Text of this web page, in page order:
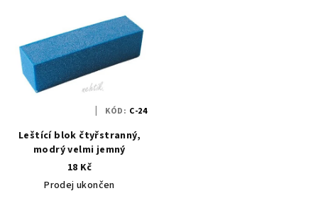
Leštící blok čtyřstranný,
modrý velmi jemný
18 Kč
Prodej ukončen
KÓD: C-24